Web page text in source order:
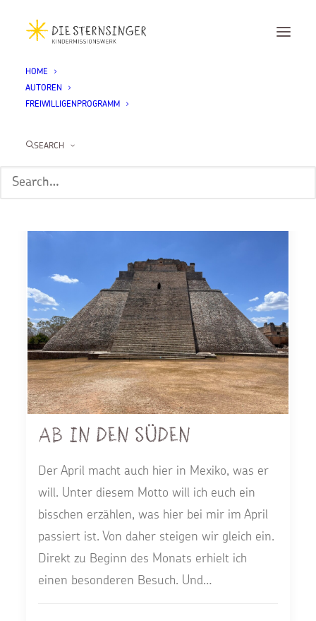
HOME
AUTOREN
FREIWILLIGENPROGRAMM
SEARCH
Gaston Liepach
Ab in den Süden
Der April macht auch hier in Mexiko, was er
will. Unter diesem Motto will ich euch ein
bisschen erzählen, was hier bei mir im April
passiert ist. Von daher steigen wir gleich ein.
Direkt zu Beginn des Monats erhielt ich
einen besonderen Besuch. Und…